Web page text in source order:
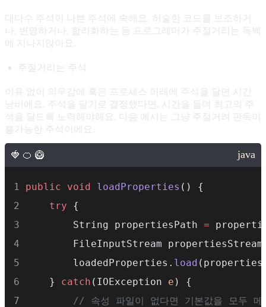
대다수 주석이 나쁜 주석에 속해요. 허술한 코드를 보조하거
나, 변명하거나, 합리화하는 등 프로그래머가 주절거리는 독백
에 지나지않아요.
주절거리는 주석
이유 없이 의무감에 혹은 프로세스 아래에 주석을 달면 시간
낭비에요. 주석을 달기로 결정했다면, 시간을 들여 최고의 주
석을 달도록 노력해야해요. 다음 예시는 그냥 주절거려 판독이
불가능한 주석이에요.
public void loadProperties () {
try {
        String propertiesPath
=
FileInputStream
        loadedProperties.
load
    }
catch (IOException e ) {
// 속성 파일이 없다면 기본값을 모두 메